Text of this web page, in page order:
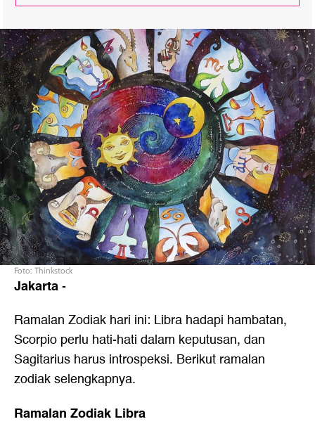
Foto: Thinkstock
Jakarta-
Ramalan Zodiak hari ini: Libra hadapi hambatan,
Scorpio perlu hati-hati dalam keputusan, dan
Sagitarius harus introspeksi. Berikut ramalan
zodiak selengkapnya.
Ramalan Zodiak Libra